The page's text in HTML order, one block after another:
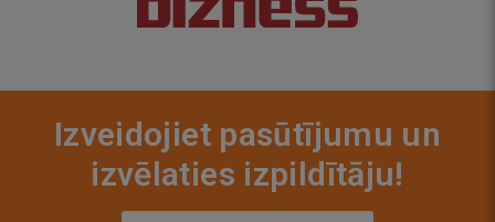
Izveidojiet pasūtījumu un
izvēlaties izpildītāju!